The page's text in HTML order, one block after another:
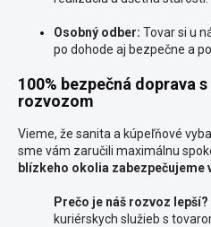
Osobný odber: Tovar si u
po dohode aj bezpečne a
100% bezpečná doprava
rozvozom
Vieme, že sanita a kúpeľňové
sme vám zaručili maximálnu
blízkeho okolia zabezpečujeme
Prečo je náš rozvoz lepší?
kuriérskych služieb s